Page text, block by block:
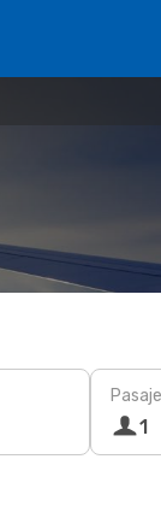
1